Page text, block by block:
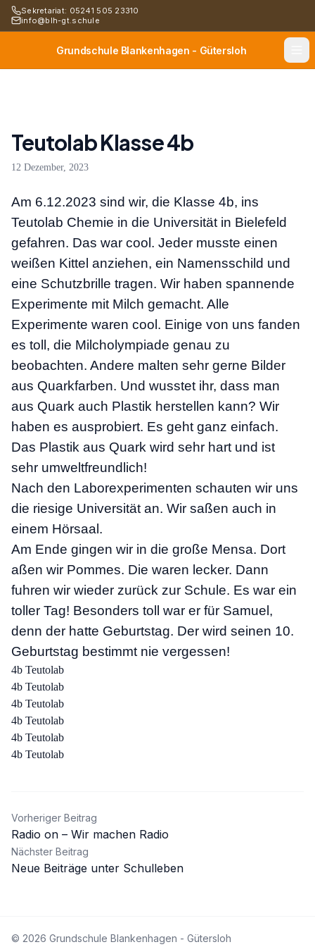
Sekretariat: 05241 505 23310
info@blh-gt.schule
Grundschule Blankenhagen - Gütersloh
Teutolab Klasse 4b
12 Dezember, 2023
Am 6.12.2023 sind wir, die Klasse 4b, ins
Teutolab Chemie in die Universität in Bielefeld
gefahren. Das war cool. Jeder musste einen
weißen Kittel anziehen, ein Namensschild und
eine Schutzbrille tragen. Wir haben spannende
Experimente mit Milch gemacht. Alle
Experimente waren cool. Einige von uns fanden
es toll, die Milcholympiade genau zu
beobachten. Andere malten sehr gerne Bilder
aus Quarkfarben. Und wusstet ihr, dass man
aus Quark auch Plastik herstellen kann? Wir
haben es ausprobiert. Es geht ganz einfach.
Das Plastik aus Quark wird sehr hart und ist
sehr umweltfreundlich!
Nach den Laborexperimenten schauten wir uns
die riesige Universität an. Wir saßen auch in
einem Hörsaal.
Am Ende gingen wir in die große Mensa. Dort
aßen wir Pommes. Die waren lecker. Dann
fuhren wir wieder zurück zur Schule. Es war ein
toller Tag! Besonders toll war er für Samuel,
denn der hatte Geburtstag. Der wird seinen 10.
Geburtstag bestimmt nie vergessen!
4b Teutolab
4b Teutolab
4b Teutolab
4b Teutolab
4b Teutolab
4b Teutolab
Beitragsnavigation
Vorheriger Beitrag
Radio on – Wir machen Radio
Nächster Beitrag
Neue Beiträge unter Schulleben
© 2026 Grundschule Blankenhagen - Gütersloh